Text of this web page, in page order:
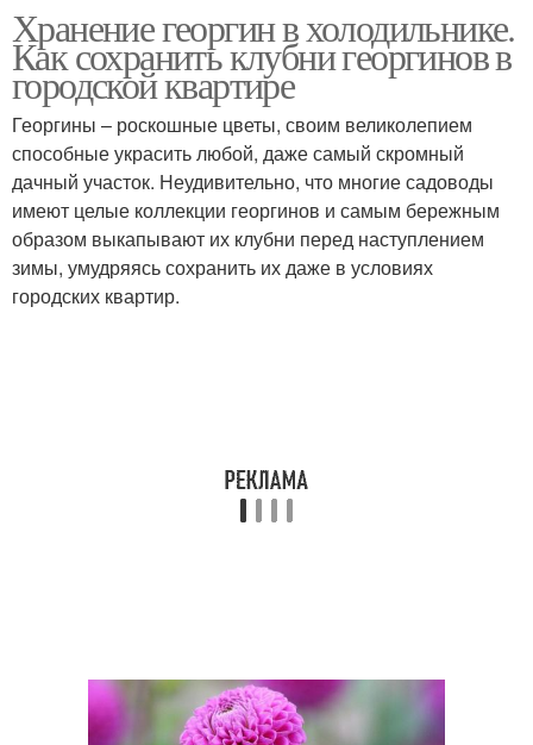
Хранение георгин в холодильнике.
Как сохранить клубни георгинов в
городской квартире
Георгины – роскошные цветы, своим великолепием
способные украсить любой, даже самый скромный
дачный участок. Неудивительно, что многие садоводы
имеют целые коллекции георгинов и самым бережным
образом выкапывают их клубни перед наступлением
зимы, умудряясь сохранить их даже в условиях
городских квартир.